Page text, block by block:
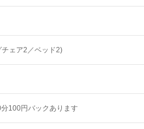
ェア2／ベッド2)
100円バックあります